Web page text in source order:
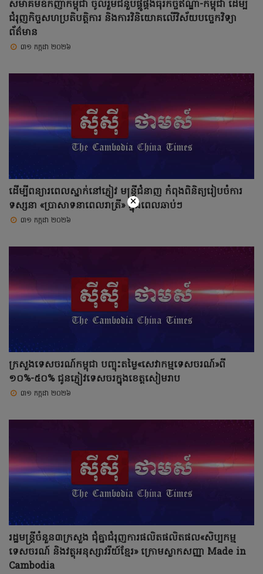
សមាគមឧកញ៉ាកម្ពុជា ចូលរួមជំនួបផ្គូផ្គងធុរកិច្ចឥណ្ឌា-កម្ពុជា ដើម្បី
ជំរុញកិច្ចសហប្រតិបត្តិការ និងការវិនិយោគលើវិស័យបច្ចេកវិទ្យា
ព័ត៌មាន
៣១ កក្កដា ២០២៦
ដើម្បីពន្យារពេលស្នាក់នៅភ្ញៀវ មន្ត្រីជំនាញ កំពុងពិនិត្យរៀបចំការ
ទស្សនា «ប្រាសាទនាពេលរាត្រី» ក្នុងពេលឆាប់ៗ
៣១ កក្កដា ២០២៦
ក្រសួងទេសចរណ៍កម្ពុជា បញ្ចុះតម្លៃ«សេវាកម្មទេសចរណ៍»ពី
១០%-៥០% ជូនភ្ញៀវទេសចរក្នុងខេត្តសៀមរាប
៣១ កក្កដា ២០២៦
រដ្ឋមន្ត្រីចំនួន៣ក្រសួង ជុំគ្នាជំរុញការផលិតផលិតផល«សិប្បកម្ម
ទេសចរណ៍ និងវត្ថុអនុស្សាវរីយ៍ខ្មែរ» ក្រោមស្លាកសញ្ញា Made in
Cambodia
×